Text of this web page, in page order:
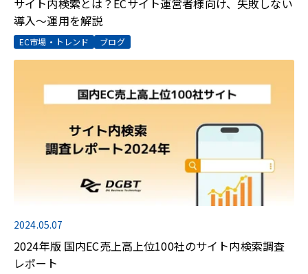
導入～運用を解説
EC市場・トレンド ブログ
2024.05.07
2024年版 国内EC売上高上位100社のサイト内検索調査
レポート